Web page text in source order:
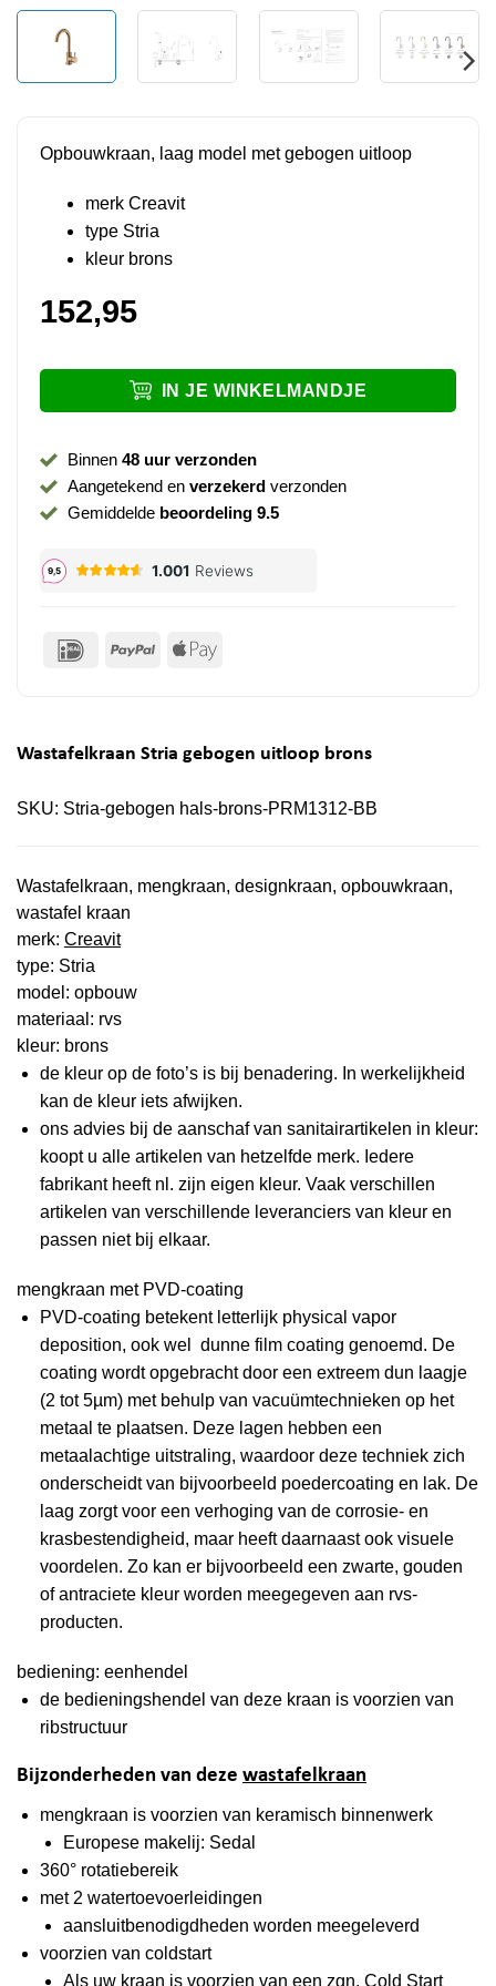
Opbouwkraan, laag model met gebogen uitloop
merk Creavit
type Stria
kleur brons
152,95
IN JE WINKELMANDJE
Binnen 48 uur verzonden
Aangetekend en verzekerdverzonden
Gemiddelde beoordeling 9.5
IDeal PayPal Apple
Wastafelkraan Stria gebogen uitloop brons
SKU: Stria-gebogen hals-brons-PRM1312-BB
Wastafelkraan, mengkraan, designkraan, opbouwkraan,
wastafel kraan
merk: Creavit
type: Stria
model: opbouw
materiaal: rvs
kleur: brons
de kleur op de foto’s is bij benadering. In werkelijkheid
kan de kleur iets afwijken.
ons advies bij de aanschaf van sanitairartikelen in kleur:
koopt u alle artikelen van hetzelfde merk. Iedere
fabrikant heeft nl. zijn eigen kleur. Vaak verschillen
artikelen van verschillende leveranciers van kleur en
passen niet bij elkaar.
mengkraan met PVD-coating
PVD-coating betekent letterlijk physical vapor
deposition, ook wel dunne film coating genoemd. De
coating wordt opgebracht door een extreem dun laagje
(2 tot 5µm) met behulp van vacuümtechnieken op het
metaal te plaatsen. Deze lagen hebben een
metaalachtige uitstraling, waardoor deze techniek zich
onderscheidt van bijvoorbeeld poedercoating en lak. De
laag zorgt voor een verhoging van de corrosie- en
krasbestendigheid, maar heeft daarnaast ook visuele
voordelen. Zo kan er bijvoorbeeld een zwarte, gouden
of antraciete kleur worden meegegeven aan rvs-
producten.
bediening: eenhendel
de bedieningshendel van deze kraan is voorzien van
ribstructuur
Bijzonderheden van deze wastafelkraan
mengkraan is voorzien van keramisch binnenwerk
Europese makelij: Sedal
360° rotatiebereik
met 2 watertoevoerleidingen
aansluitbenodigdheden worden meegeleverd
voorzien van coldstart
Als uw kraan is voorzien van een zgn. Cold Start